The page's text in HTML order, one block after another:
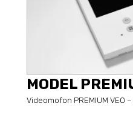
MODEL
Videomofon PREMIUM VEO –